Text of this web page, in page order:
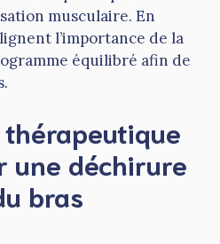
musculaire. En
l’importance de la
équilibré afin de
thérapeutique
une déchirure
bras